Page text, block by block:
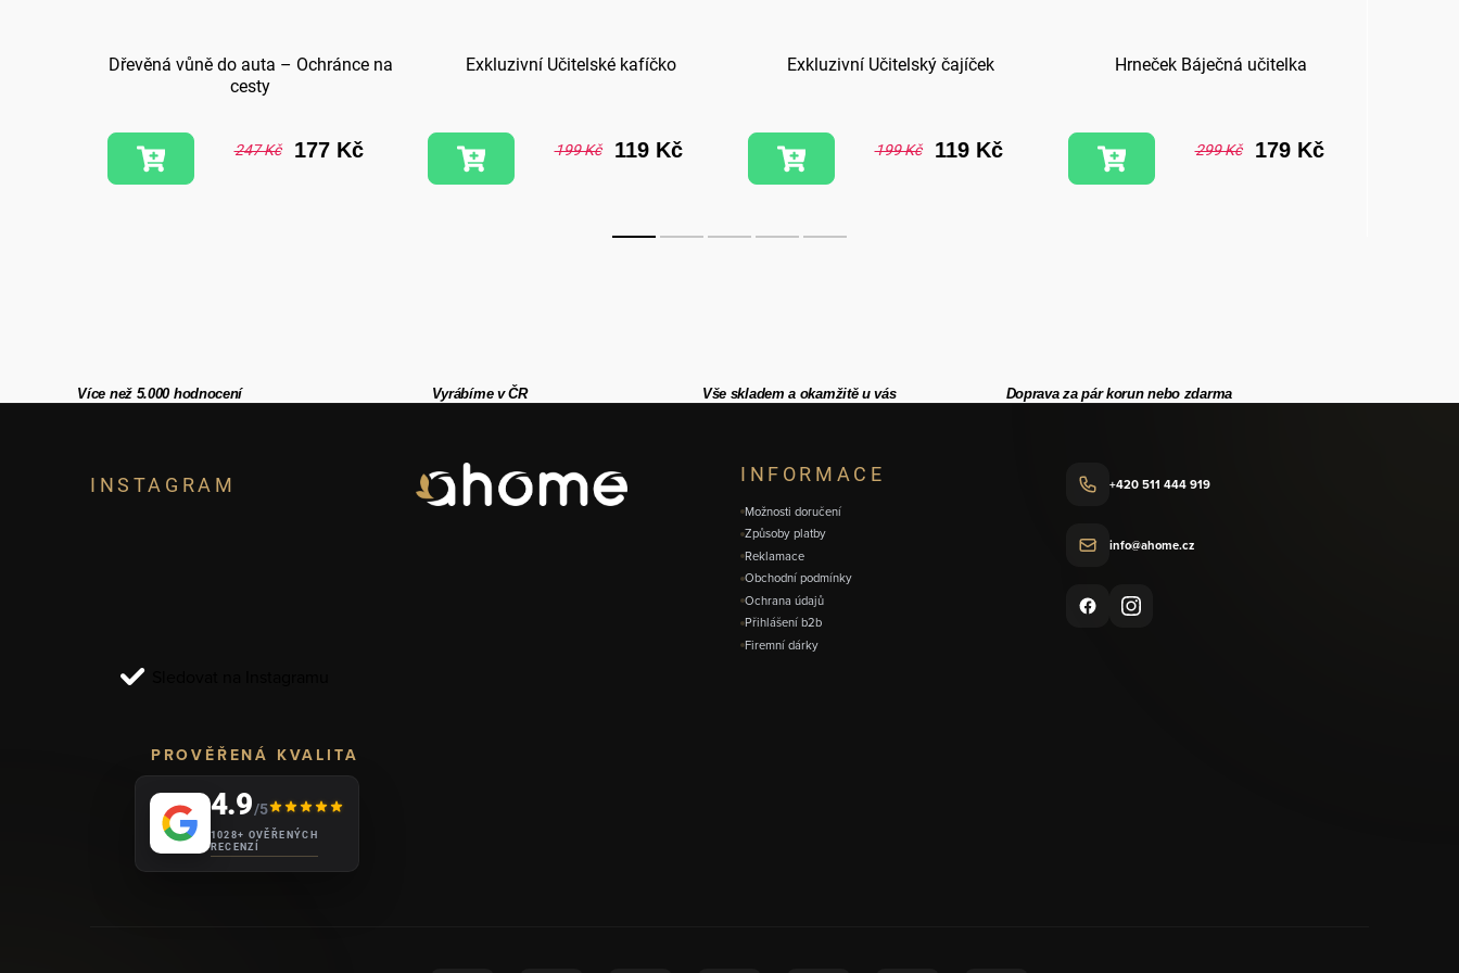
Dřevěná vůně do auta – Ochránce na
cesty
247 Kč 177 Kč
Exkluzivní Učitelské kafíčko
199 Kč 119 Kč
Exkluzivní Učitelský čajíček
199 Kč 119 Kč
Hrneček Báječná učitelka
299 Kč 179 Kč
Více než 5.000 hodnocení Vyrábíme v ČR Vše skladem a okamžitě u vás Doprava za pár korun nebo zdarma
INSTAGRAM INFORMACE
Možnosti doručení
Způsoby platby
Reklamace
Obchodní podmínky
Ochrana údajů
Přihlášení b2b
Firemní dárky
+420 511 444 919
info@ahome.cz
PROVĚŘENÁ KVALITA
4.9/5
1028+ OVĚŘENÝCH
RECENZÍ